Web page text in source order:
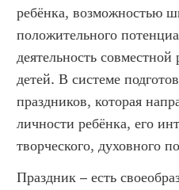
ребёнка, возможностью
положительного
деятельность
детей. В системе
праздников, которая
личности ребёнка, его
творческого, духовного
Праздник – есть